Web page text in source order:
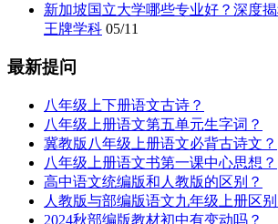
新加坡国立大学哪些专业好？深度
王牌学科 05/11
最新提问
八年级上下册语文古诗？
八年级上册语文第五单元生字词？
冀教版八年级上册语文必背古诗文？
八年级上册语文书第一课中心思想？
高中语文统编版和人教版的区别？
人教版与部编版语文九年级上册区别
2024秋部编版教材初中有变动吗？